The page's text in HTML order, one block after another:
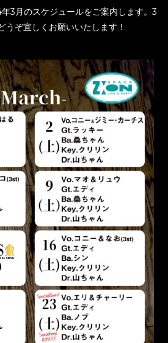
3月のスケジュールをご案内します。3
うぞ宜しくお願いいたします！